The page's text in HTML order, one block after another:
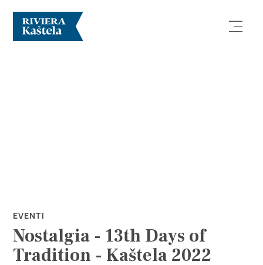
Info
EVENTI
Nostalgia - 13th Days of
Tradition - Kaštela 2022